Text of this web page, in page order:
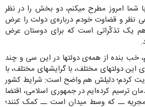
شما امروز مطرح میکنم، دو بخش را در نظر
نظر و قضاوت خودم درباره‌ی دولت را عرض
یک تذکّراتی است که برای دوستان عرض
خب بنده از همه‌ی دولتها در این سی و چند
دولتهای مختلف، با گرایشهای مختلف، با
کردم؛ دلیلش هم واضح است: شرایط کشور
ترسیم کرده‌ایم در جمهوری اسلامی، اقتضا
ــ که وسط میدان است ــ کمک کنند؛